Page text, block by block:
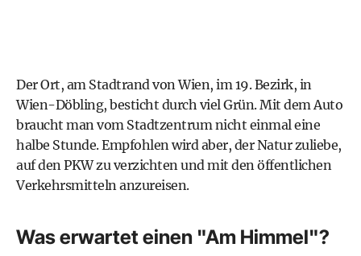
Der Ort, am Stadtrand von Wien, im 19. Bezirk, in
Wien-Döbling, besticht durch viel Grün. Mit dem Auto
braucht man vom Stadtzentrum nicht einmal eine
halbe Stunde. Empfohlen wird aber, der Natur zuliebe,
auf den PKW zu verzichten und mit den öffentlichen
Verkehrsmitteln anzureisen.
Was erwartet einen "Am Himmel"?